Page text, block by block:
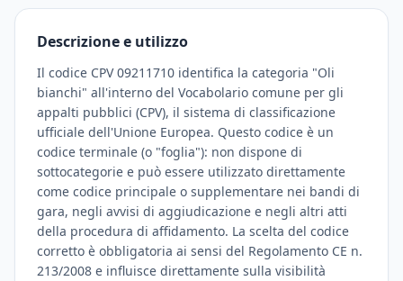
Descrizione e utilizzo
Il codice CPV 09211710 identifica la categoria "Oli
bianchi" all'interno del Vocabolario comune per gli
appalti pubblici (CPV), il sistema di classificazione
ufficiale dell'Unione Europea. Questo codice è un
codice terminale (o "foglia"): non dispone di
sottocategorie e può essere utilizzato direttamente
come codice principale o supplementare nei bandi di
gara, negli avvisi di aggiudicazione e negli altri atti
della procedura di affidamento. La scelta del codice
corretto è obbligatoria ai sensi del Regolamento CE n.
213/2008 e influisce direttamente sulla visibilità